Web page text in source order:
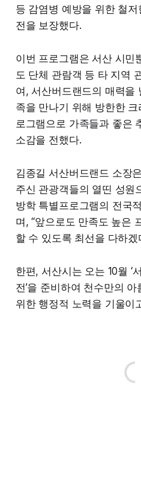
등 감염병 예방을 위한 철
전을 보장했다.
이번 프로그램은 서산 시민
도 단체 관람객 등 타 지역
여, 서산버드랜드의 매력을
족을 만나기 위해 방한한
로그램으로 가족들과 좋은
소감을 전했다.
김종길 서산버드랜드 소장
주신 관광객들의 열띤 성원
방학 특별프로그램의 전국
며, “앞으로도 만족도 높은
할 수 있도록 최선을 다하겠
한편, 서산시는 오는 10월 ‘
전’을 준비하여 천수만의
위한 행정적 노력을 기울이